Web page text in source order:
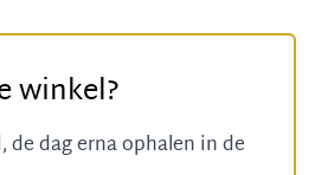
winkel?
de dag erna ophalen in de